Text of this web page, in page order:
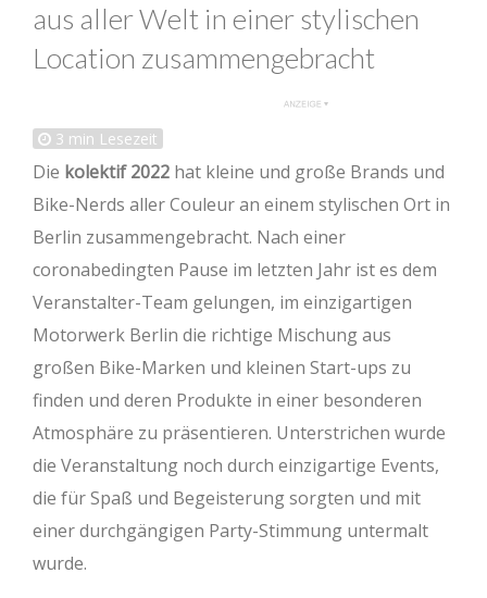
aus aller Welt in einer stylischen
Location zusammengebracht
3 min Lesezeit
Die kolektif 2022 hat kleine und große Brands und
Bike-Nerds aller Couleur an einem stylischen Ort in
Berlin zusammengebracht. Nach einer
coronabedingten Pause im letzten Jahr ist es dem
Veranstalter-Team gelungen, im einzigartigen
Motorwerk Berlin die richtige Mischung aus
großen Bike-Marken und kleinen Start-ups zu
finden und deren Produkte in einer besonderen
Atmosphäre zu präsentieren. Unterstrichen wurde
die Veranstaltung noch durch einzigartige Events,
die für Spaß und Begeisterung sorgten und mit
einer durchgängigen Party-Stimmung untermalt
wurde.